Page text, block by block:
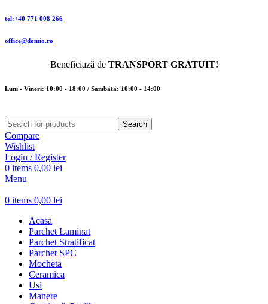
tel:+40 771 008 266
office@domio.ro
Beneficiază de TRANSPORT GRATUIT!
Luni - Vineri: 10:00 - 18:00 / Sambătă: 10:00 - 14:00
Search
Compare
Wishlist
Login / Register
0 items 0,00 lei
Menu
0 items 0,00 lei
Acasa
Parchet Laminat
Parchet Stratificat
Parchet SPC
Mocheta
Ceramica
Usi
Manere